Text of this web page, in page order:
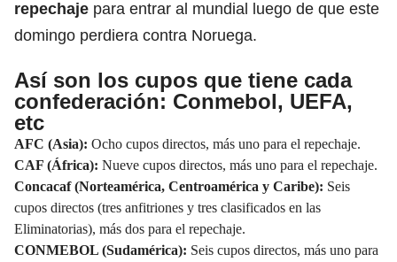
repechaje para entrar al mundial luego de que este
domingo perdiera contra Noruega.
Así son los cupos que tiene cada
confederación: Conmebol, UEFA,
etc
AFC (Asia): Ocho cupos directos, más uno para el repechaje.
CAF (África): Nueve cupos directos, más uno para el repechaje.
Concacaf (Norteamérica, Centroamérica y Caribe): Seis
cupos directos (tres anfitriones y tres clasificados en las
Eliminatorias), más dos para el repechaje.
CONMEBOL (Sudamérica): Seis cupos directos, más uno para